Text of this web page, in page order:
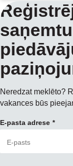
Neredzat meklēto?
vakances būs
E-pasta adrese